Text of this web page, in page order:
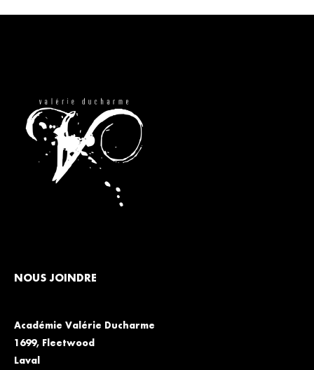
NOUS JOINDRE
Académie Valérie Ducharme
1699, Fleetwood
Laval